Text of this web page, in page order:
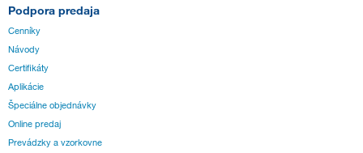
Podpora predaja
Cenníky
Návody
Certifikáty
Aplikácie
Špeciálne objednávky
Online predaj
Prevádzky a vzorkovne